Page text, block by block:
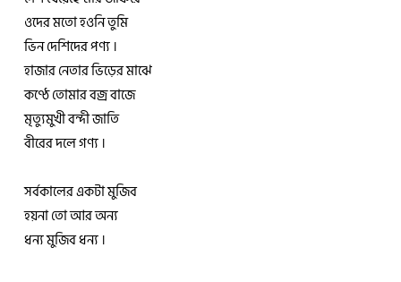
ওদের মতো হওনি তুমি
ভিন দেশিদের পণ্য ।
হাজার নেতার ভিড়ের মাঝে
কণ্ঠে তোমার বজ্র বাজে
মৃত্যুমুখী বন্দী জাতি
বীরের দলে গণ্য ।
সর্বকালের একটা মুজিব
হয়না তো আর অন্য
ধন্য মুজিব ধন্য ।